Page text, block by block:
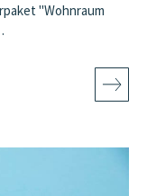
"Wohnraum